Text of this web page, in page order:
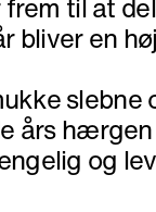
til at
bliver en
slebne
års
og